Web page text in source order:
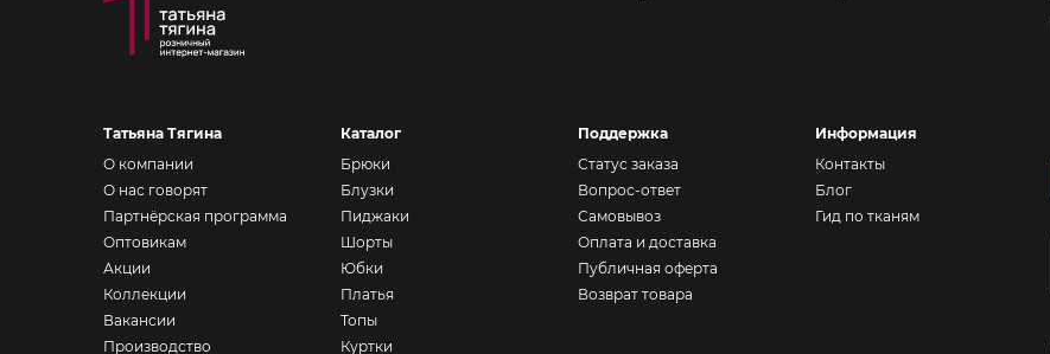
Татьяна Тягина
О компании
О нас говорят
Партнёрская программа
Оптовикам
Акции
Коллекции
Вакансии
Производство
Каталог
Брюки
Блузки
Пиджаки
Шорты
Юбки
Платья
Топы
Куртки
Поддержка
Статус заказа
Вопрос-ответ
Самовывоз
Оплата и доставка
Публичная оферта
Возврат товара
Информация
Контакты
Блог
Гид по тканям